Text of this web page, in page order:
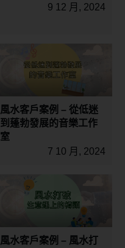
9 12 月, 2024
風水客戶案例 – 從低迷
到蓬勃發展的音樂工作
室
7 10 月, 2024
風水客戶案例 – 風水打